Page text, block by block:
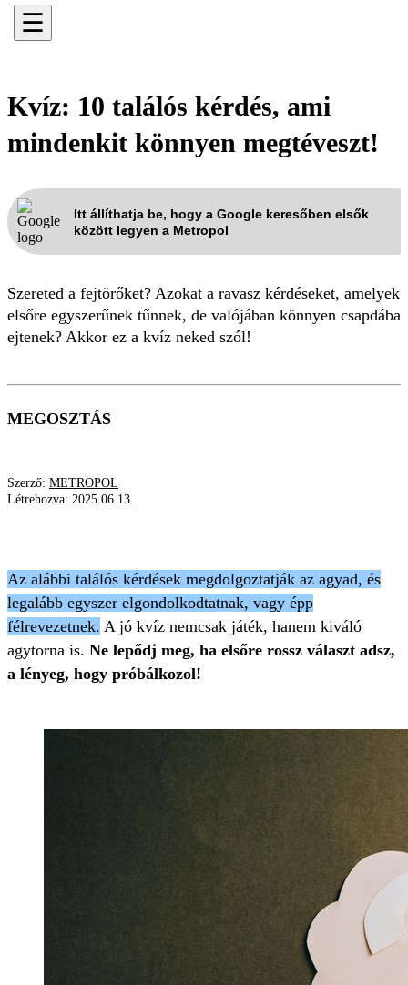
☰
Kvíz: 10 találós kérdés, ami
mindenkit könnyen megtéveszt!
Itt állíthatja be, hogy a Google keresőben elsők
között legyen a Metropol
Szereted a fejtörőket? Azokat a ravasz kérdéseket, amelyek
elsőre egyszerűnek tűnnek, de valójában könnyen csapdába
ejtenek? Akkor ez a kvíz neked szól!
MEGOSZTÁS
Szerző: METROPOL
Létrehozva: 2025.06.13.
Az alábbi találós kérdések megdolgoztatják az agyad, és
legalább egyszer elgondolkodtatnak, vagy épp
félrevezetnek. A jó kvíz nemcsak játék, hanem kiváló
agytorna is. Ne lepődj meg, ha elsőre rossz választ adsz,
a lényeg, hogy próbálkozol!